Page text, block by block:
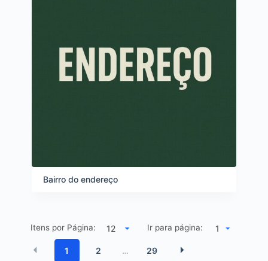
Bairro do endereço
Itens por Página: Ir para página: 1
1 2 … 29